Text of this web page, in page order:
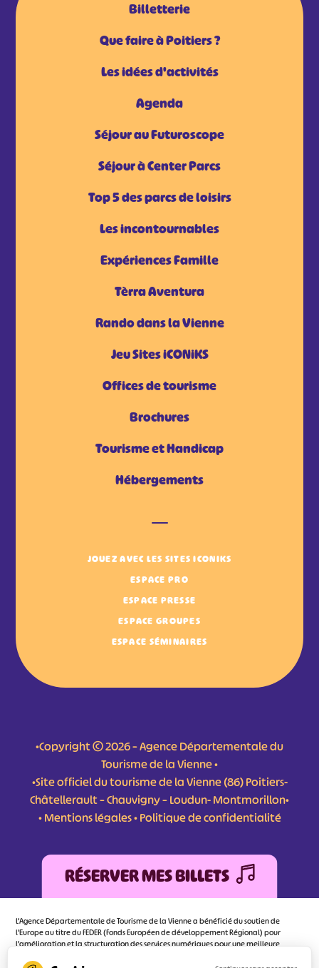
Billetterie
Que faire à Poitiers ?
Les idées d'activités
Agenda
Séjour au Futuroscope
Séjour à Center Parcs
Top 5 des parcs de loisirs
Les incontournables
Expériences Famille
Tèrra Aventura
Rando dans la Vienne
Jeu Sites iCONiKS
Offices de tourisme
Brochures
Tourisme et Handicap
Hébergements
JOUEZ AVEC LES SITES ICONIKS
ESPACE PRO
ESPACE PRESSE
ESPACE GROUPES
ESPACE SÉMINAIRES
•Copyright © 2026 – Agence Départementale du
Tourisme de la Vienne •
•Site officiel du tourisme de la Vienne (86) Poitiers-
Châtellerault – Chauvigny – Loudun- Montmorillon•
•Mentions légales•Politique de confidentialité
RÉSERVER MES BILLETS
L'Agence Départementale de Tourisme de la Vienne a bénéficié du soutien de
l’Europe au titre du FEDER (Fonds Européen de développement Régional) pour
l’amélioration et la structuration des services numériques pour une meilleure